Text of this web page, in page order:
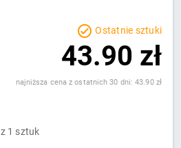
Ostatnie sztuki
43.90 zł
najniższa cena z ostatnich 30 dni: 43.90 zł
z 1 sztuk